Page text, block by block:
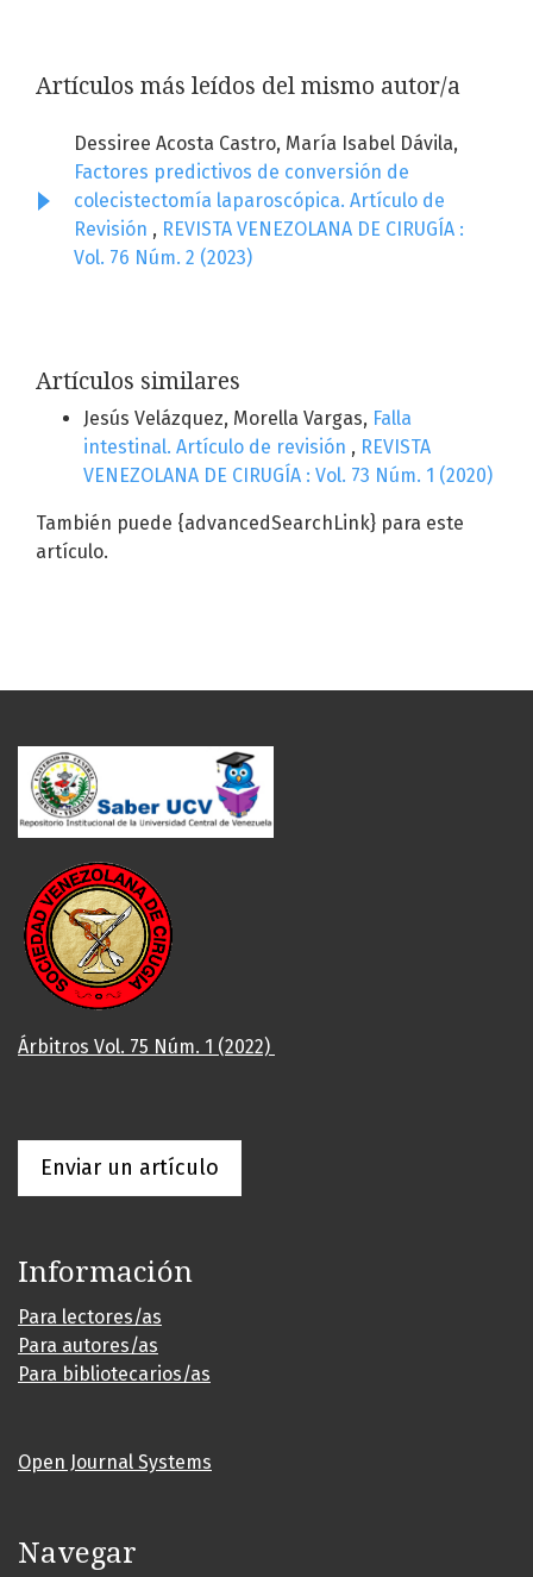
Artículos más leídos del mismo autor/a
Dessiree Acosta Castro, María Isabel Dávila,
Factores predictivos de conversión de
colecistectomía laparoscópica. Artículo de
Revisión , REVISTA VENEZOLANA DE CIRUGÍA :
Vol. 76 Núm. 2 (2023)
Artículos similares
Jesús Velázquez, Morella Vargas, Falla
intestinal. Artículo de revisión , REVISTA
VENEZOLANA DE CIRUGÍA : Vol. 73 Núm. 1 (2020)
También puede {advancedSearchLink} para este
artículo.
Árbitros Vol. 75 Núm. 1 (2022)
Enviar un artículo
Información
Para lectores/as
Para autores/as
Para bibliotecarios/as
Open Journal Systems
Navegar